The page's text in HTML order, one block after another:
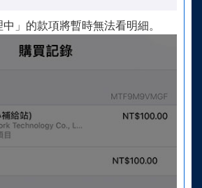
」的款項將暫時無法看明細。